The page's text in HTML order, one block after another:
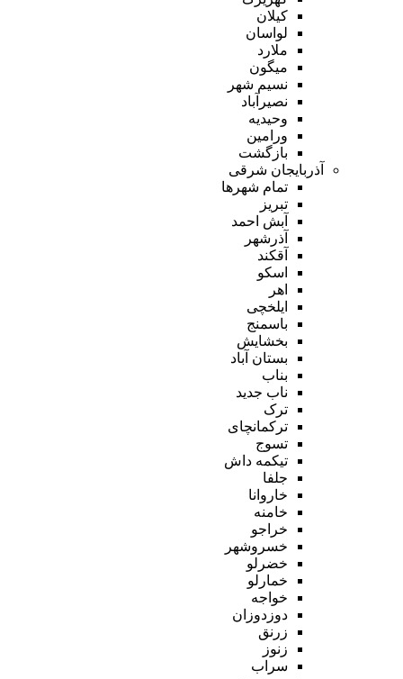
کیلان
لواسان
ملارد
میگون
نسیم شهر
نصیرآباد
وحیدیه
ورامین
بازگشت
آذربایجان شرقی
تمام شهر‌ها
تبریز
آبش احمد
آذرشهر
آقکند
اسکو
اهر
ایلخچی
باسمنج
بخشایش
بستان آباد
بناب
ناب جدید
ترک
ترکمانچای
تسوج
تیکمه داش
جلفا
خاروانا
خامنه
خراجو
خسروشهر
خضرلو
خمارلو
خواجه
دوزدوزان
زرنق
زنوز
سراب